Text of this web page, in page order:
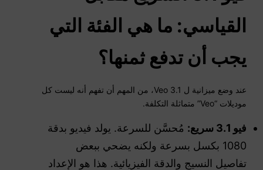
القياسي: ما هي الفئة التي
يجب أن تدفع ثمنها؟
عند وضع ميزانية ل Veo 3.1، من المهم أن تفهم أنه ليست كل
موديلات “Veo” متماثلة التكلفة.
فيو 3.1 سريع:
مُحسَّن للسرعة. يولد فيديو بدقة
1080 بكسل بسرعة ولكنه يضحي ببعض
تفاصيل النسيج والدقة الفيزيائية. هذا هو الإعداد